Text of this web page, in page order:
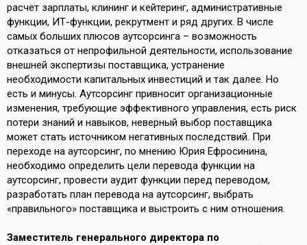
расчет зарплаты, клининг и кейтеринг, административные
функции, ИТ-функции, рекрутмент и ряд других. В числе
самых больших плюсов аутсорсинга – возможность
отказаться от непрофильной деятельности, использование
внешней экспертизы поставщика, устранение
необходимости капитальных инвестиций и так далее. Но
есть и минусы. Аутсорсинг привносит организационные
изменения, требующие эффективного управления, есть риск
потери знаний и навыков, неверный выбор поставщика
может стать источником негативных последствий. При
переходе на аутсорсинг, по мнению Юрия Ефросинина,
необходимо определить цели перевода функции на
аутсорсинг, провести аудит функции перед переводом,
разработать план перевода на аутсорсинг, выбрать
«правильного» поставщика и выстроить с ним отношения.
Заместитель генерального директора по